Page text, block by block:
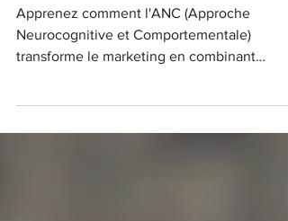
votre image de marque
Apprenez comment l'ANC (Approche
Neurocognitive et Comportementale)
éthique et rentabilité.